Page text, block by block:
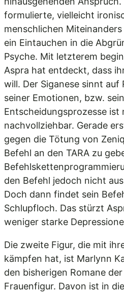
formulierte, vielleicht
menschlichen
ein Eintauchen in die
Psyche. Mit letzterem
Aspra hat entdeckt, dass
will. Der Siganese sinnt auf
seiner Emotionen, bzw.
Entscheidungsprozesse ist
nachvollziehbar. Gerade
gegen die Tötung von
Befehl an den TARA zu
den Befehl jedoch nicht
Doch dann findet sein
Schlupfloch. Das stürzt
weniger starke
Die zweite Figur, die mit
kämpfen hat, ist Marlynn
den bisherigen Romane
Frauenfigur. Davon ist in